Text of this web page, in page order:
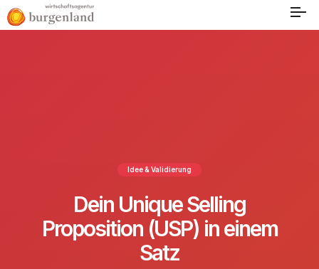
Idee & Validierung
Dein Unique Selling
Proposition (USP) in einem
Satz